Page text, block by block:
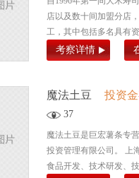
店以及数十间加盟分店
工，其中包括多名具有
考察详情
魔法土豆 投资
37
魔法土豆是巨宏薯条专
投资管理有限公司。 上
食品开发、技术研发、